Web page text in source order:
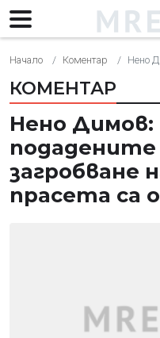
Начало Коментар Нено Димов:
КОМЕНТАР
Нено Димов:
подадените
загробване
прасета са